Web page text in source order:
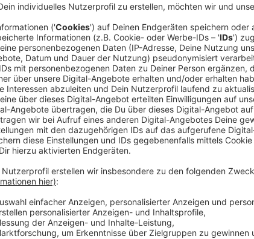
Kreislaufwirtschaft wirklich funktioniert
unser Münsterland weiter
Veröffentlicht: Montag, 13.04.2026 13:52
Anzeige
Der Podcast der
Lokalradios im Münsterland.
Anzeige
Das Projekt Kreislaufwirtschaftsregion
und vom Ministerium für Wirtschaft,